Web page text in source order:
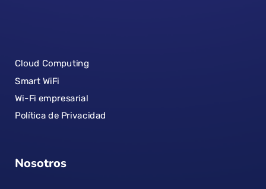
Cloud Computing
Smart WiFi
Wi-Fi empresarial
Política de Privacidad
Nosotros